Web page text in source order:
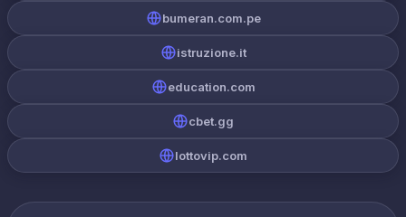
bumeran.com.pe
istruzione.it
education.com
cbet.gg
lottovip.com